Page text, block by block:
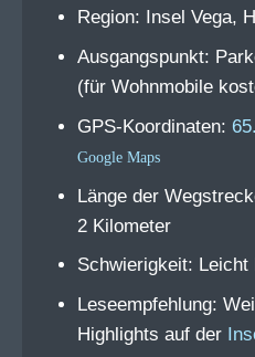
Region: Insel Vega,
Ausgangspunkt:
(für Wohnmobile
GPS-Koordinaten:
Länge der
2 Kilometer
Schwierigkeit: Leicht
Leseempfehlung:
Highlights auf der